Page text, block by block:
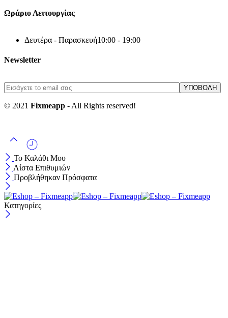
Ωράριο Λειτουργίας
Δευτέρα - Παρασκευή10:00 - 19:00
Newsletter
© 2021 Fixmeapp - All Rights reserved!
Το Καλάθι Μου
Λίστα Επιθυμιών
Προβλήθηκαν Πρόσφατα
Κατηγορίες